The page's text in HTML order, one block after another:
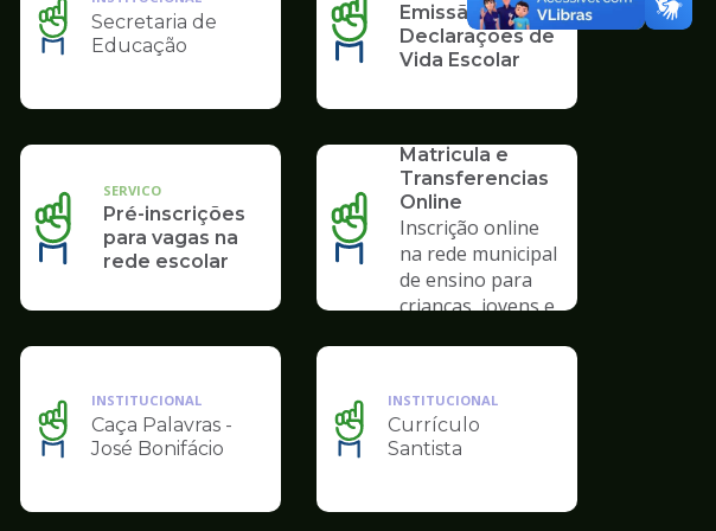
Ilustração
da
de
Educação
Secretaria de
Educação
Emissão de
Declarações de
Vida Escolar
SERVICO
Pré-inscrições
para vagas na
rede escolar
SERVICO
Matricula e
Transferencias
Online
Inscrição online
na rede municipal
de ensino para
crianças, jovens e
Ilustração
da
de
INSTITUCIONAL
Caça Palavras -
José Bonifácio
Ilustração
da
de
INSTITUCIONAL
Currículo
Santista